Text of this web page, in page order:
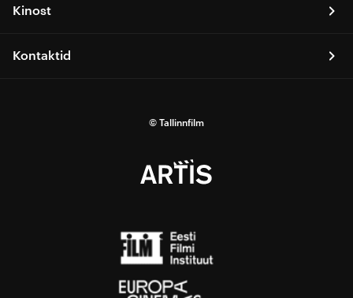
Kinost
Kontaktid
© Tallinnfilm